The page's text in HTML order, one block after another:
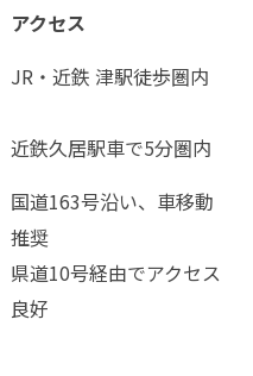
アクセス
JR・近鉄 津駅徒歩圏内
近鉄久居駅車で5分圏内
国道163号沿い、車移動
推奨
県道10号経由でアクセス
良好